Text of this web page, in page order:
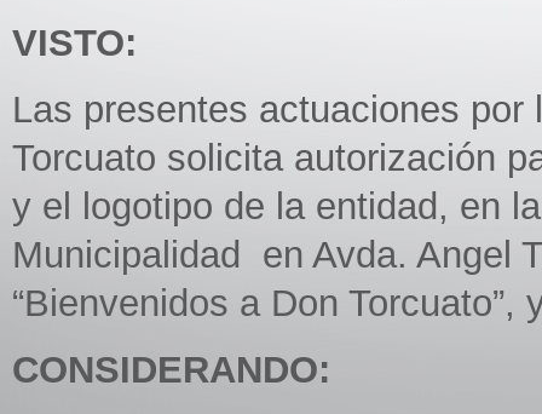
VISTO:
Las presentes actuaciones
Torcuato solicita autorización
y el logotipo de la entidad, en
Municipalidad en Avda. Angel
“Bienvenidos a Don Torcuato”,
CONSIDERANDO: